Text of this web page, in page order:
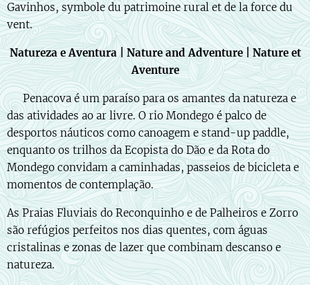
Gavinhos, symbole du patrimoine rural et de la force du
vent.
Natureza e Aventura | Nature and Adventure | Nature et
Aventure
🇵🇹 Penacova é um paraíso para os amantes da natureza e
das atividades ao ar livre. O rio Mondego é palco de
desportos náuticos como canoagem e stand-up paddle,
enquanto os trilhos da Ecopista do Dão e da Rota do
Mondego convidam a caminhadas, passeios de bicicleta e
momentos de contemplação.
As Praias Fluviais do Reconquinho e de Palheiros e Zorro
são refúgios perfeitos nos dias quentes, com águas
cristalinas e zonas de lazer que combinam descanso e
natureza.